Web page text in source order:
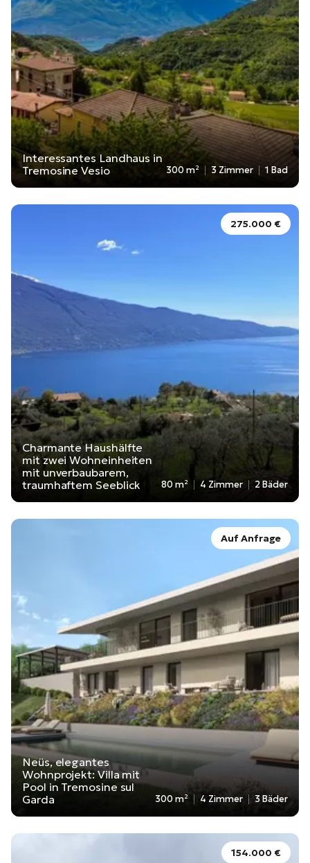
Interessantes Landhaus in
Tremosine Vesio
300 m² 3 Zimmer 1 Bad
275.000 €
Charmante Haushälfte
mit zwei Wohneinheiten
mit unverbaubarem,
traumhaftem Seeblick
80 m² 4 Zimmer 2 Bäder
Auf Anfrage
Neüs, elegantes
Wohnprojekt: Villa mit
Pool in Tremosine sul
Garda
300 m² 4 Zimmer 3 Bäder
154.000 €